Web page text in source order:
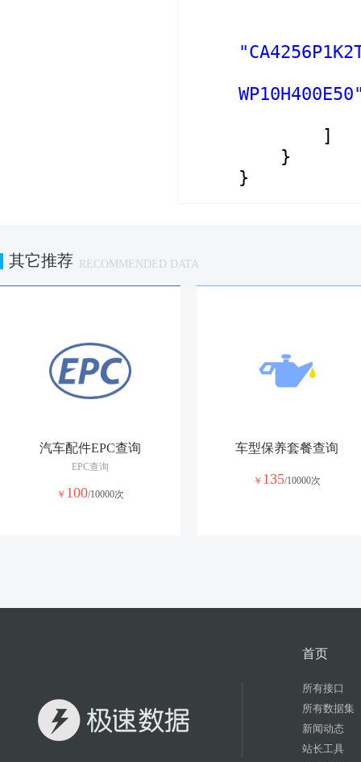
]
}
}
其它推荐 RECOMMENDED DATA
汽车配件EPC查询
EPC查询
￥ 100/10000次
车型保养套餐查询
￥ 135/10000次
首页
所有接口
所有数据集
新闻动态
站长工具